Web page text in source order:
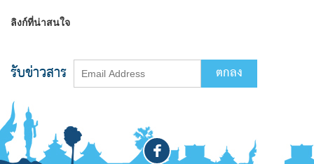
ลิงก์ที่น่าสนใจ
รับข่าวสาร